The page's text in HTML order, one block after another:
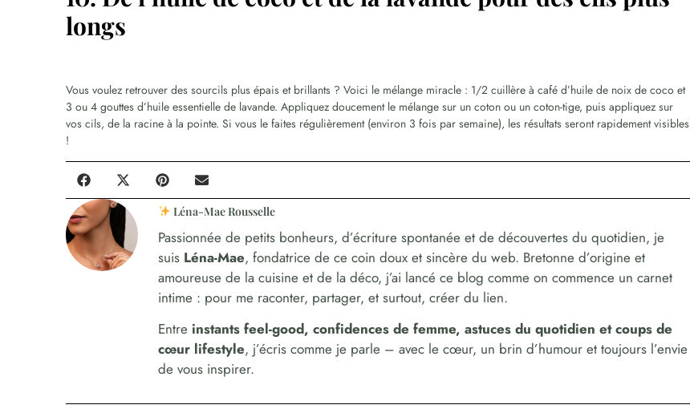
longs
Vous voulez retrouver des sourcils plus épais et brillants ? Voici le mélange miracle : 1/2 cuillère à café d’huile de noix de coco et
3 ou 4 gouttes d’huile essentielle de lavande. Appliquez doucement le mélange sur un coton ou un coton-tige, puis appliquez sur
vos cils, de la racine à la pointe. Si vous le faites régulièrement (environ 3 fois par semaine), les résultats seront rapidement visibles
!
Léna-Mae Rousselle
Passionnée de petits bonheurs, d’écriture spontanée et de découvertes du quotidien, je
suis Léna-Mae, fondatrice de ce coin doux et sincère du web. Bretonne d’origine et
amoureuse de la cuisine et de la déco, j’ai lancé ce blog comme on commence un carnet
intime : pour me raconter, partager, et surtout, créer du lien.
Entre instants feel-good, confidences de femme, astuces du quotidien et coups de
cœur lifestyle, j’écris comme je parle – avec le cœur, un brin d’humour et toujours l’envie
de vous inspirer.